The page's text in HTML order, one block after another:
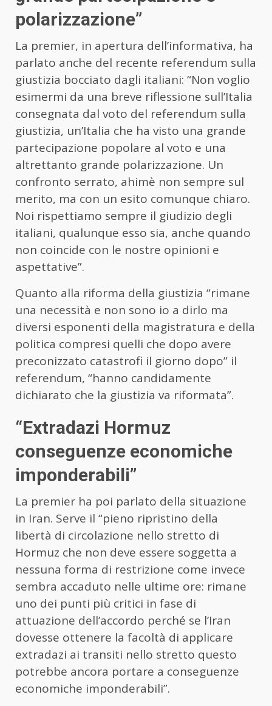
polarizzazione”
La premier, in apertura dell’informativa, ha
parlato anche del recente referendum sulla
giustizia bocciato dagli italiani: “Non voglio
esimermi da una breve riflessione sull’Italia
consegnata dal voto del referendum sulla
giustizia, un’Italia che ha visto una grande
partecipazione popolare al voto e una
altrettanto grande polarizzazione. Un
confronto serrato, ahimè non sempre sul
merito, ma con un esito comunque chiaro.
Noi rispettiamo sempre il giudizio degli
italiani, qualunque esso sia, anche quando
non coincide con le nostre opinioni e
aspettative”.
Quanto alla riforma della giustizia “rimane
una necessità e non sono io a dirlo ma
diversi esponenti della magistratura e della
politica compresi quelli che dopo avere
preconizzato catastrofi il giorno dopo” il
referendum, “hanno candidamente
dichiarato che la giustizia va riformata”.
“Extradazi Hormuz
conseguenze economiche
imponderabili”
La premier ha poi parlato della situazione
in Iran. Serve il “pieno ripristino della
libertà di circolazione nello stretto di
Hormuz che non deve essere soggetta a
nessuna forma di restrizione come invece
sembra accaduto nelle ultime ore: rimane
uno dei punti più critici in fase di
attuazione dell’accordo perché se l’Iran
dovesse ottenere la facoltà di applicare
extradazi ai transiti nello stretto questo
potrebbe ancora portare a conseguenze
economiche imponderabili”.